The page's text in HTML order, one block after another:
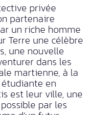
privée
partenaire
un riche homme
Terre une célèbre
une nouvelle
dans les
martienne, à la
étudiante en
est leur ville, une
par les